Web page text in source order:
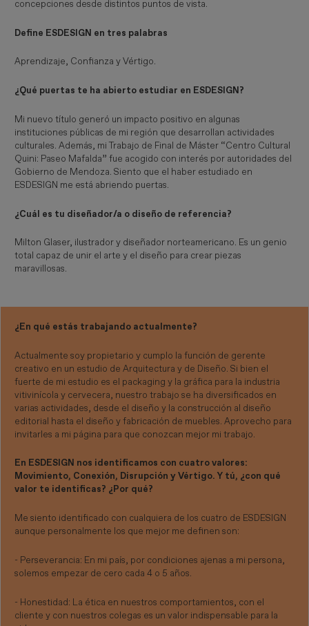
concepciones desde distintos puntos de vista.
Define ESDESIGN en tres palabras
Aprendizaje, Confianza y Vértigo.
¿Qué puertas te ha abierto estudiar en ESDESIGN?
Mi nuevo título generó un impacto positivo en algunas
instituciones públicas de mi región que desarrollan actividades
culturales. Además, mi Trabajo de Final de Máster “Centro Cultural
Quini: Paseo Mafalda” fue acogido con interés por autoridades del
Gobierno de Mendoza. Siento que el haber estudiado en
ESDESIGN me está abriendo puertas.
¿Cuál es tu diseñador/a o diseño de referencia?
Milton Glaser, ilustrador y diseñador norteamericano. Es un genio
total capaz de unir el arte y el diseño para crear piezas
maravillosas.
¿En qué estás trabajando actualmente?
Actualmente soy propietario y cumplo la función de gerente
creativo en un estudio de Arquitectura y de Diseño. Si bien el
fuerte de mi estudio es el packaging y la gráfica para la industria
vitivinícola y cervecera, nuestro trabajo se ha diversificados en
varias actividades, desde el diseño y la construcción al diseño
editorial hasta el diseño y fabricación de muebles. Aprovecho para
invitarles a mi página para que conozcan mejor mi trabajo.
En ESDESIGN nos identificamos con cuatro valores:
Movimiento, Conexión, Disrupción y Vértigo. Y tú, ¿con qué
valor te identificas? ¿Por qué?
Me siento identificado con cualquiera de los cuatro de ESDESIGN
aunque personalmente los que mejor me definen son:
- Perseverancia: En mi país, por condiciones ajenas a mi persona,
solemos empezar de cero cada 4 o 5 años.
- Honestidad: La ética en nuestros comportamientos, con el
cliente y con nuestros colegas es un valor indispensable para la